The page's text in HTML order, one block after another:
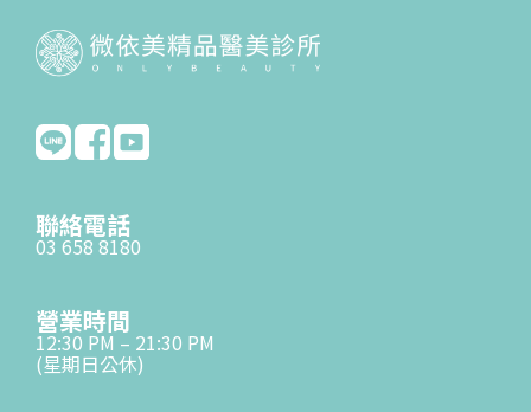
聯絡電話
03 658 8180
營業時間
12:30 PM – 21:30 PM
(星期日公休)